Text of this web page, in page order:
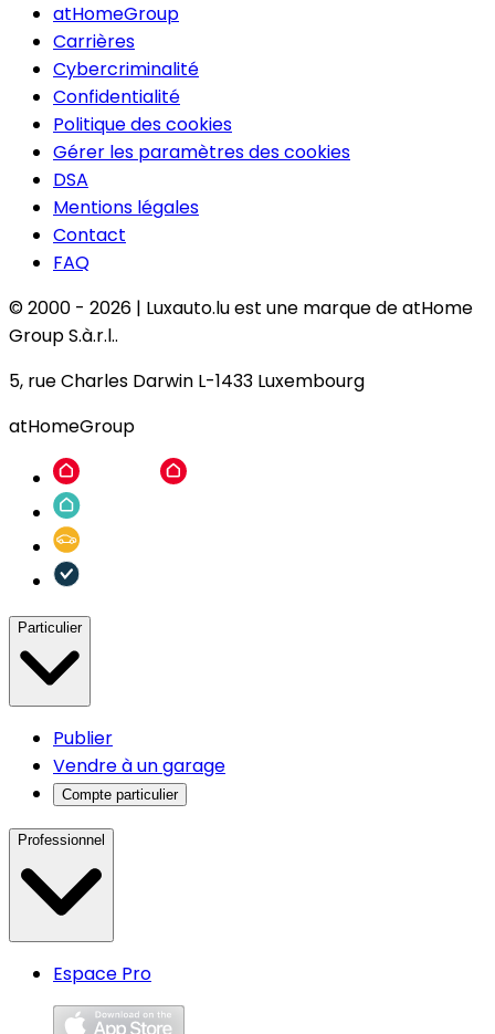
atHomeGroup
Carrières
Cybercriminalité
Confidentialité
Politique des cookies
Gérer les paramètres des cookies
DSA
Mentions légales
Contact
FAQ
© 2000 - 2026 | Luxauto.lu est une marque de atHome
Group S.à.r.l..
5, rue Charles Darwin L-1433 Luxembourg
atHomeGroup
Particulier
Publier
Vendre à un garage
Compte particulier
Professionnel
Espace Pro